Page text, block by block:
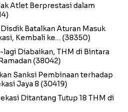
Atlet Berprestasi dalam
Batalkan Aturan Masuk
Kembali ke… (38350)
Diabaikan, THM di Bintara
(38042)
Sanksi Pembinaan terhadap
Jaya 8 (30419)
Ditantang Tutup 18 THM di